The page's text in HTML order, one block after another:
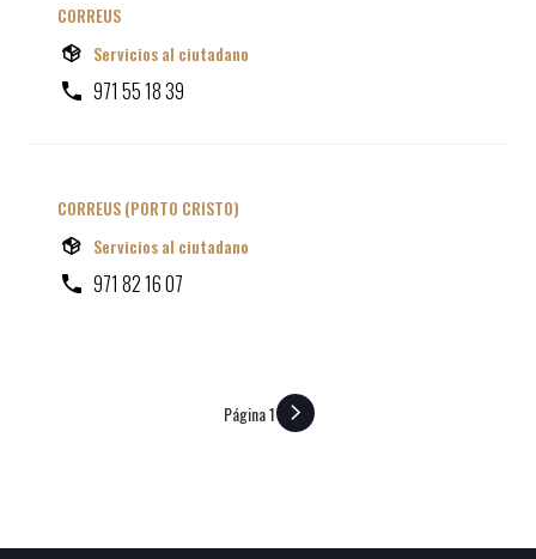
CORREUS
Servicios al ciutadano
971 55 18 39
CORREUS (PORTO CRISTO)
Servicios al ciutadano
971 82 16 07
Página 1